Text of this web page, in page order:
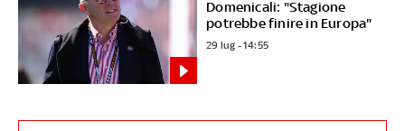
Domenicali: "Stagione
potrebbe finire in Europa"
29 lug - 14:55